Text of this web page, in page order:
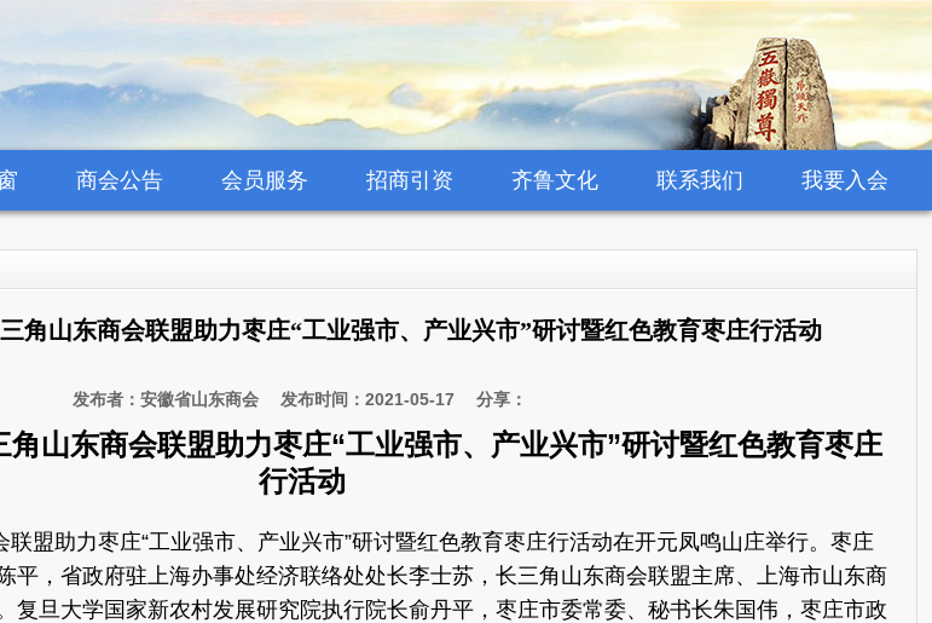
商会公告 会员服务 招商引资 齐鲁文化 联系我们 我要入会
角山东商会联盟助力枣庄“工业强市、产业兴市”研讨暨红色教育枣庄行活动
发布者：安徽省山东商会 发布时间：2021-05-17 分享：
角山东商会联盟助力枣庄“工业强市、产业兴市”研讨暨红色教育枣庄
行活动
盟助力枣庄“工业强市、产业兴市”研讨暨红色教育枣庄行活动在开元凤鸣山庄举行。枣庄
平，省政府驻上海办事处经济联络处处长李士苏，长三角山东商会联盟主席、上海市山东商
复旦大学国家新农村发展研究院执行院长俞丹平，枣庄市委常委、秘书长朱国伟，枣庄市政